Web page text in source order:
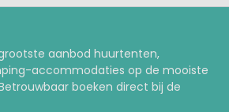
aanbod huurtenten,
accommodaties op de mooiste
boeken direct bij de